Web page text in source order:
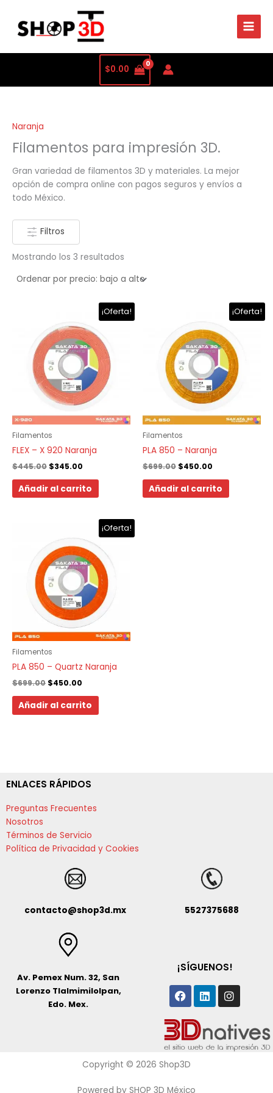
$0.00
Naranja
Filamentos para impresión 3D.
Gran variedad de filamentos 3D y materiales. La mejor
opción de compra online con pagos seguros y envíos a
todo México.
Filtros
Mostrando los 3 resultados
¡Oferta!
Filamentos
FLEX – X 920 Naranja
$445.00
original
era:
$445.00.
$345.00
precio
actual
es:
$345.00.
Añadir al carrito
¡Oferta!
Filamentos
PLA 850 – Naranja
$699.00
original
era:
$699.00.
$450.00
precio
actual
es:
$450.00.
Añadir al carrito
¡Oferta!
Filamentos
PLA 850 – Quartz Naranja
$699.00
original
era:
$699.00.
$450.00
precio
actual
es:
$450.00.
Añadir al carrito
ENLACES RÁPIDOS
Preguntas Frecuentes
Nosotros
Términos de Servicio
Política de Privacidad y Cookies
contacto@shop3d.mx 5527375688
Av. Pemex Num. 32, San
Lorenzo Tlalmimilolpan,
Edo. Mex.
¡SÍGUENOS!
Facebook
Linkedin
Copyright © 2026 Shop3D
Powered by SHOP 3D México